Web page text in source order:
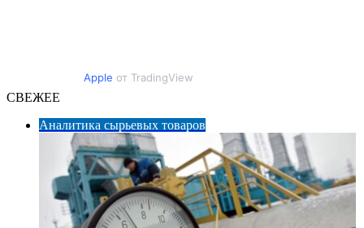
Apple от TradingView
СВЕЖЕЕ
Аналитика сырьевых товаров